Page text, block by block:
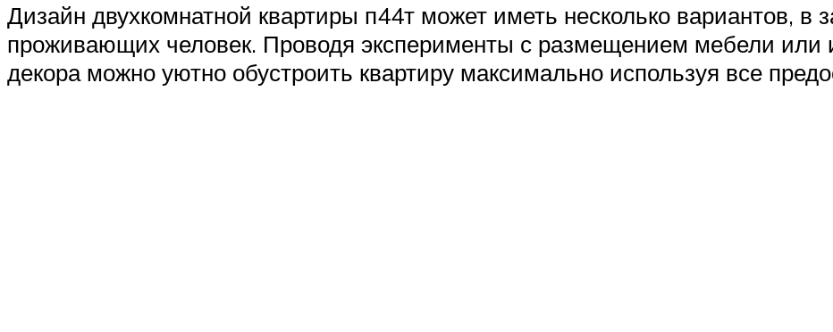
Дизайн двухкомнатной квартиры п44т может иметь несколько вариантов, в
проживающих человек. Проводя эксперименты с размещением мебели или
декора можно уютно обустроить квартиру максимально используя все